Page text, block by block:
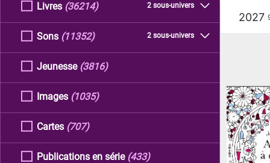
Livres 2 sous-univers
(36214)
Sons 2 sous-univers
(11352)
Jeunesse (3816)
Images (1035)
Cartes (707)
Publications en série (433)
2027